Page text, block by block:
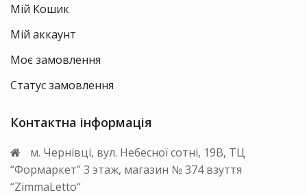
Мій Кошик
Мій аккаунт
Моє замовлення
Статус замовлення
Контактна інформація
м. Чернівці, вул. Небесної сотні, 19В, ТЦ
“Формаркет” 3 этаж, магазин № 374 взуття
“ZimmaLetto“